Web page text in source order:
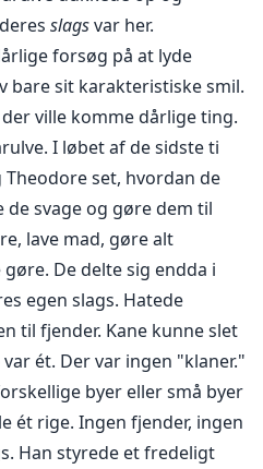
slagsvar her.
forsøg på at lyde
bare sit karakteristiske smil.
ville komme dårlige ting.
I løbet af de sidste ti
set, hvordan de
svage og gøre dem til
lave mad, gøre alt
De delte sig endda i
egen slags. Hatede
til fjender. Kane kunne slet
ét. Der var ingen "klaner."
byer eller små byer
ét rige. Ingen fjender, ingen
Han styrede et fredeligt